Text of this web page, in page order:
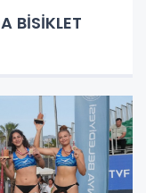
BİSİKLET